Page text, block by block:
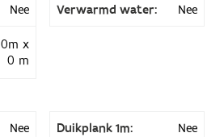
Nee Verwarmd water: Nee
0m x
0 m
Nee Duikplank 1m: Nee